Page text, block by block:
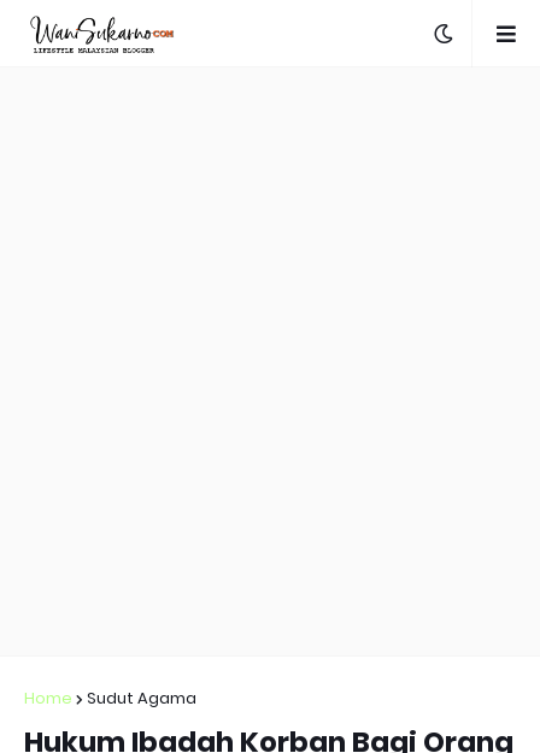
Home Sudut Agama
Hukum Ibadah Korban Bagi Orang